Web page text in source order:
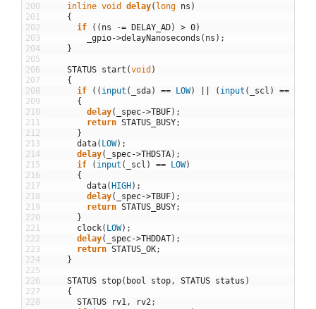
200
201
202
203
204
205
206
207
208
209
210
211
212
213
214
215
216
217
218
219
220
221
222
223
224
225
226
227
228
inline void delay( long ns )
{
if
( ( ns -= DELAY_AD) > 0)
_gpio->delayNanoseconds ( ns ) ;
}
STATUS start (void )
{
if
( ( input ( _sda) == LOW) ( input ( _scl ) ==
{
delay( _spec->TBUF) ;
return STATUS_BUSY;
}
data( LOW) ;
delay( _spec->THDSTA) ;
if
( input ( _scl ) == LOW)
{
data(HIGH) ;
delay( _spec->TBUF) ;
return STATUS_BUSY;
}
clock( LOW) ;
delay( _spec->THDDAT) ;
return STATUS_OK;
}
STATUS stop( bool stop , STATUS status )
{
STATUS
rv1 , rv2 ;